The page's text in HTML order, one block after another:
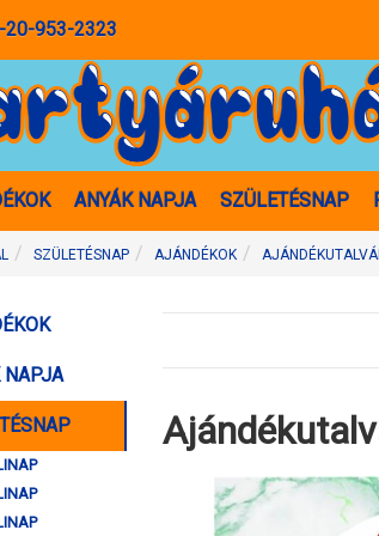
20-953-2323
ANYÁK NAPJA SZÜLETÉSNAP
SZÜLETÉSNAP AJÁNDÉKOK
NAPJA